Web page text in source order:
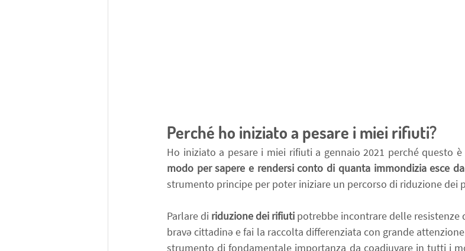
Perché ho iniziato a pesare i miei rifiuti?
Ho iniziato a pesare i miei rifiuti a gennaio 2021 perché questo
modo per sapere e rendersi conto di quanta immondizia esce
strumento principe per poter iniziare un percorso di riduzione dei
Parlare di riduzione dei rifiuti potrebbe incontrare delle resistenze
bravə cittadinə e fai la raccolta differenziata con grande
strumento di fondamentale importanza da coadiuvare in tutti i